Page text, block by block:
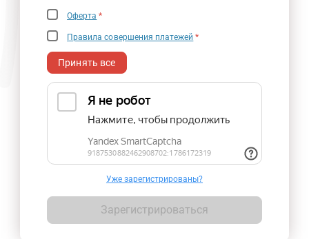
Оферта *
Правила совершения платежей *
Принять все
Уже зарегистрированы?
Зарегистрироваться